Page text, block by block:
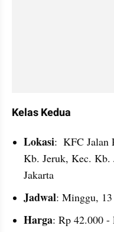
Kelas Kedua
Lokasi:  KFC Jalan
Kb. Jeruk, Kec. Kb.
Jakarta
Jadwal: Minggu,
Harga: Rp 42.000 -